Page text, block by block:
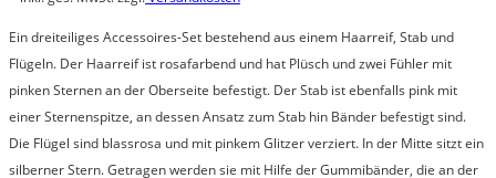
Ein dreiteiliges Accessoires-Set bestehend aus einem Haarreif, Stab und
Flügeln. Der Haarreif ist rosafarbend und hat Plüsch und zwei Fühler mit
pinken Sternen an der Oberseite befestigt. Der Stab ist ebenfalls pink mit
einer Sternenspitze, an dessen Ansatz zum Stab hin Bänder befestigt sind.
Die Flügel sind blassrosa und mit pinkem Glitzer verziert. In der Mitte sitzt ein
silberner Stern. Getragen werden sie mit Hilfe der Gummibänder, die an der